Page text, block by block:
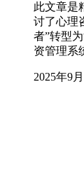
此文章是
讨了心理
者”转型
资管理系
2025年9